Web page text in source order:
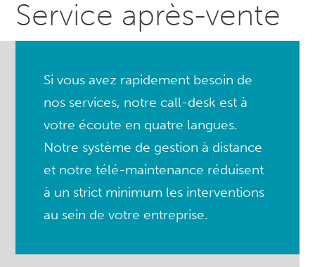
Service après-vente
Si vous avez rapidement besoin de
nos services, notre call-desk est à
votre écoute en quatre langues.
Notre système de gestion à distance
et notre télé-maintenance réduisent
à un strict minimum les interventions
au sein de votre entreprise.